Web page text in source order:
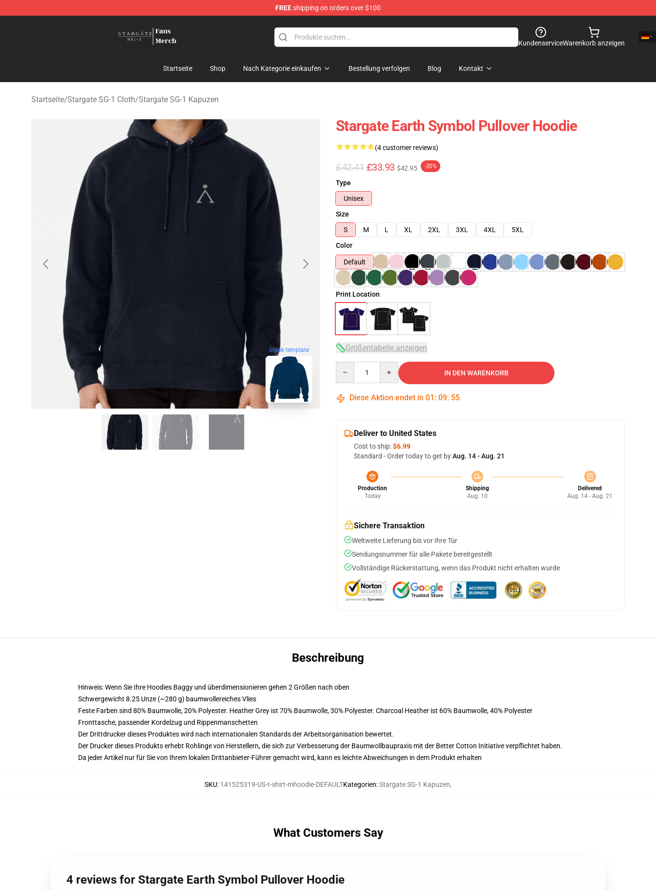
FREEshipping on orders over $100
KundenserviceWarenkorb anzeigen
Startseite Shop Nach Kategorie einkaufen Bestellung verfolgen Blog Kontakt
Startseite/Stargate SG-1 Cloth/Stargate SG-1 Kapuzen
blank template
Stargate Earth Symbol Pullover Hoodie
(4 customer reviews)
£42.41 £33.93 $42.95 -20%
Type
Unisex
Size
S
M L XL 2XL 3XL 4XL
5XL
Color
Default
Print Location
Größentabelle anzeigen
IN DEN WARENKORB
Diese Aktion endet in 01 : 09: 54
Deliver to United States
Cost to ship:$6.99
Standard - Order today to get byAug. 14 - Aug. 21
Production
Today
Shipping
Aug. 10
Delivered
Aug. 14 - Aug. 21
Sichere Transaktion
Weltweite Lieferung bis vor Ihre Tür
Sendungsnummer für alle Pakete bereitgestellt
Vollständige Rückerstattung, wenn das Produkt nicht erhalten wurde
Beschreibung
Hinweis: Wenn Sie Ihre Hoodies Baggy und überdimensionieren gehen 2 Größen nach oben
Schwergewicht 8.25 Unze (~280 g) baumwollereiches Vlies
Feste Farben sind 80% Baumwolle, 20% Polyester. Heather Grey ist 70% Baumwolle, 30% Polyester. Charcoal Heather ist 60% Baumwolle, 40% Polyester
Fronttasche, passender Kordelzug und Rippenmanschetten
Der Drittdrucker dieses Produktes wird nach internationalen Standards der Arbeitsorganisation bewertet.
Der Drucker dieses Produkts erhebt Rohlinge von Herstellern, die sich zur Verbesserung der Baumwollbaupraxis mit der Better Cotton Initiative verpflichtet haben.
Da jeder Artikel nur für Sie von Ihrem lokalen Drittanbieter-Führer gemacht wird, kann es leichte Abweichungen in dem Produkt erhalten
SKU: 141525319-US-t-shirt-mhoodie-DEFAULTKategorien:Stargate SG-1 Kapuzen,
What Customers Say
4 reviews for Stargate Earth Symbol Pullover Hoodie